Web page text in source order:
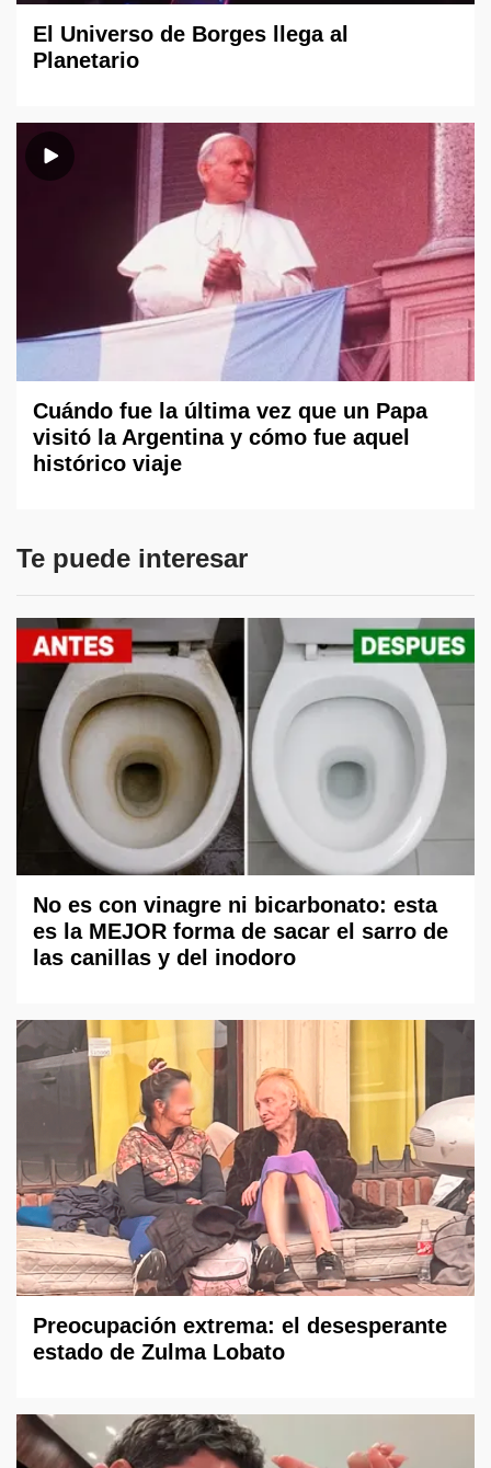
El Universo de Borges llega al
Planetario
Cuándo fue la última vez que un Papa
visitó la Argentina y cómo fue aquel
histórico viaje
Te puede interesar
No es con vinagre ni bicarbonato: esta
es la MEJOR forma de sacar el sarro de
las canillas y del inodoro
Preocupación extrema: el desesperante
estado de Zulma Lobato